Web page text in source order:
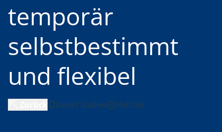
temporär
selbstbestimmt
und flexibel
Sankt Gallen Vollzeit